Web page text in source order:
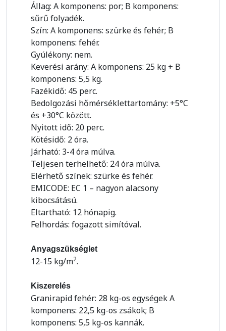
Állag: A komponens: por; B komponens:
sűrű folyadék.
Szín: A komponens: szürke és fehér; B
komponens: fehér.
Gyúlékony: nem.
Keverési arány: A komponens: 25 kg + B
komponens: 5,5 kg.
Fazékidő: 45 perc.
Bedolgozási hőmérséklettartomány: +5°C
és +30°C között.
Nyitott idő: 20 perc.
Kötésidő: 2 óra.
Járható: 3-4 óra múlva.
Teljesen terhelhető: 24 óra múlva.
Elérhető színek: szürke és fehér.
EMICODE: EC 1 – nagyon alacsony
kibocsátású.
Eltartható: 12 hónapig.
Felhordás: fogazott simítóval.
Anyagszükséglet
12-15 kg/m2.
Kiszerelés
Granirapid fehér: 28 kg-os egységek A
komponens: 22,5 kg-os zsákok; B
komponens: 5,5 kg-os kannák.